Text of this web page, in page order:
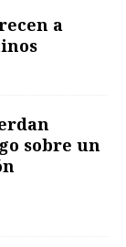
a
sobre un